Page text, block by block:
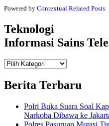
Powered by Contextual Related Posts
Teknologi
Informasi Sains
Teknologi
Berita Terbaru
Polri Buka Suara Soal
Narkoba Dibawa ke